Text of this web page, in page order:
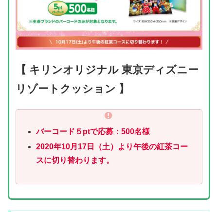
【 キリンオリジナル 東京ディズニー
リゾートクッション 】
バーコード５ptで応募：500名様
2020年10月17日（土）より午後の紅茶コー
スに切り替わります。